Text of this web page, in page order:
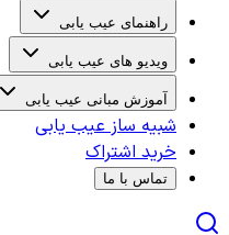
راهنمای عیب یابی
ویدیو های عیب یابی
آموزش مبانی عیب یابی
شبیه ساز عیب یابی
خرید اشتراک
تماس با ما